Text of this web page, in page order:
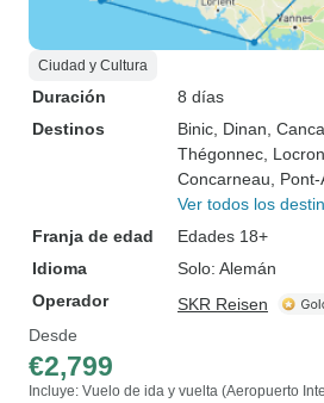
Ciudad y Cultura
Duración
8 días
Destinos
Binic , Dinan ,
Thégonnec ,
Concarneau ,
Ver todos los
Franja de edad
Edades 18+
Idioma
Solo: Alemán
Operador
SKR Reisen
Desde
€2,799
Incluye: Vuelo de ida y vuelta (Aeropuerto